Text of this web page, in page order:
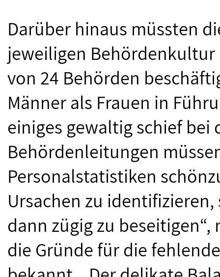
Darüber hinaus müssten
jeweiligen Behördenkultur
von 24 Behörden
Männer als Frauen in
einiges gewaltig schief bei
Behördenleitungen
Personalstatistiken
Ursachen zu
dann zügig zu
die Gründe für die